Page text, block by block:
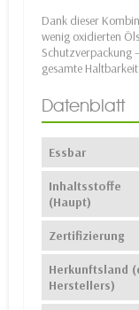
Dank dieser
wenig oxidierten
Schutzverpackung
gesamte
Datenblatt
Essbar
Inhaltsstoffe
(Haupt)
Zertifizierung
Herkunftsland
Herstellers)